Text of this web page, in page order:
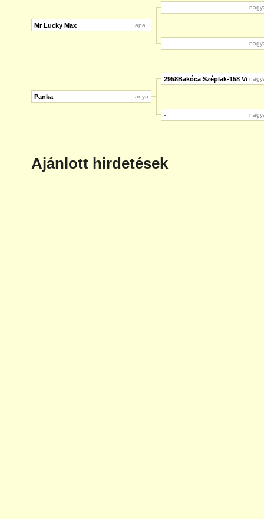
Mr Lucky Max apa
Panka anya
-
-
2958Bakóca Széplak-158 Vi
-
Ajánlott hirdetések